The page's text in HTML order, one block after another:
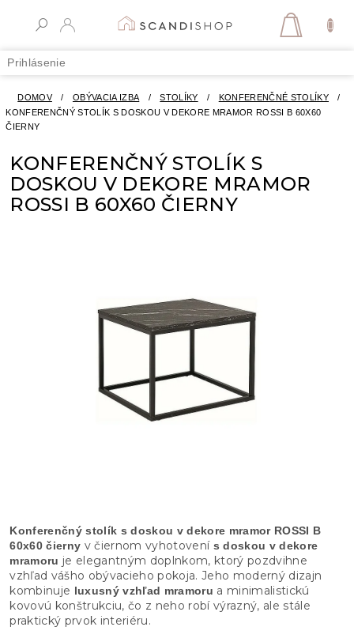
Prihlásenie
DOMOV / OBÝVACIA IZBA / STOLÍKY / KONFERENČNÉ STOLÍKY
/
KONFERENČNÝ STOLÍK S DOSKOU V DEKORE MRAMOR ROSSI B 60X60
ČIERNY
KONFERENČNÝ STOLÍK S
DOSKOU V DEKORE MRAMOR
ROSSI B 60X60 ČIERNY
Konferenčný stolík s doskou v dekore mramor ROSSI B
60x60 čierny v čiernom vyhotovení s doskou v dekore
mramoru je elegantným doplnkom, ktorý pozdvihne
vzhľad vášho obývacieho pokoja. Jeho moderný dizajn
kombinuje luxusný vzhľad mramoru a minimalistickú
kovovú konštrukciu, čo z neho robí výrazný, ale stále
praktický prvok interiéru.